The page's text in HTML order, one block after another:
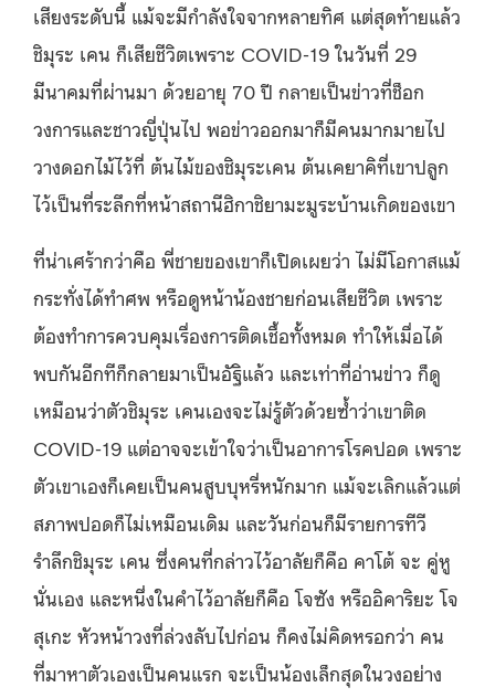
เสียงระดับนี้ แม้จะมีกำลังใจจากหลายทิศ แต่สุดท้ายแล้ว
ชิมุระ เคน ก็เสียชีวิตเพราะ COVID-19 ในวันที่ 29
มีนาคมที่ผ่านมา ด้วยอายุ 70 ปี กลายเป็นข่าวที่ช็อก
วงการและชาวญี่ปุ่นไป พอข่าวออกมาก็มีคนมากมายไป
วางดอกไม้ไว้ที่ ต้นไม้ของชิมุระเคน ต้นเคยาคิที่เขาปลูก
ไว้เป็นที่ระลึกที่หน้าสถานีฮิกาชิยามะมูระบ้านเกิดของเขา
ที่น่าเศร้ากว่าคือ พี่ชายของเขาก็เปิดเผยว่า ไม่มีโอกาสแม้
กระทั่งได้ทำศพ หรือดูหน้าน้องชายก่อนเสียชีวิต เพราะ
ต้องทำการควบคุมเรื่องการติดเชื้อทั้งหมด ทำให้เมื่อได้
พบกันอีกทีก็กลายมาเป็นอัฐิแล้ว และเท่าที่อ่านข่าว ก็ดู
เหมือนว่าตัวชิมุระ เคนเองจะไม่รู้ตัวด้วยซ้ำว่าเขาติด
COVID-19 แต่อาจจะเข้าใจว่าเป็นอาการโรคปอด เพราะ
ตัวเขาเองก็เคยเป็นคนสูบบุหรี่หนักมาก แม้จะเลิกแล้วแต่
สภาพปอดก็ไม่เหมือนเดิม และวันก่อนก็มีรายการทีวี
รำลึกชิมุระ เคน ซึ่งคนที่กล่าวไว้อาลัยก็คือ คาโต้ จะ คู่หู
นั่นเอง และหนึ่งในคำไว้อาลัยก็คือ โจซัง หรืออิคาริยะ โจ
สุเกะ หัวหน้าวงที่ล่วงลับไปก่อน ก็คงไม่คิดหรอกว่า คน
ที่มาหาตัวเองเป็นคนแรก จะเป็นน้องเล็กสุดในวงอย่าง